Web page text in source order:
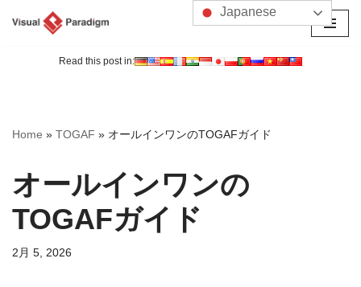
へ
キ
ッ
プ
Read this post in:
Home » TOGAF » オールインワンのTOGAFガイド
オールインワンの
TOGAFガイド
2月 5, 2026
Japanese